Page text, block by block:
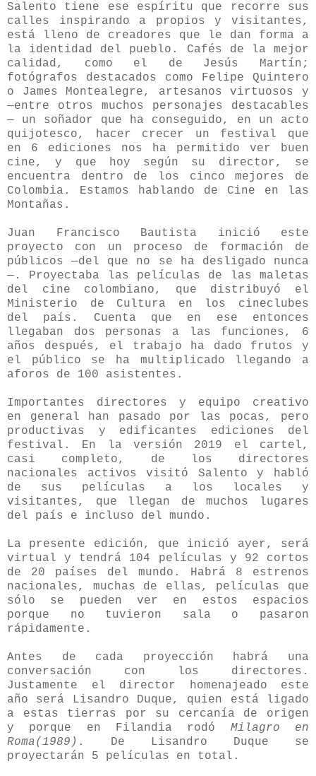
Salento tiene ese espíritu que recorre sus
calles inspirando a propios y visitantes,
está lleno de creadores que le dan forma a
la identidad del pueblo. Cafés de la mejor
calidad, como el de Jesús Martín;
fotógrafos destacados como Felipe Quintero
o James Montealegre, artesanos virtuosos y
—entre otros muchos personajes destacables
— un soñador que ha conseguido, en un acto
quijotesco, hacer crecer un festival que
en 6 ediciones nos ha permitido ver buen
cine, y que hoy según su director, se
encuentra dentro de los cinco mejores de
Colombia. Estamos hablando de Cine en las
Montañas.
Juan Francisco Bautista inició este
proyecto con un proceso de formación de
públicos —del que no se ha desligado nunca
—. Proyectaba las películas de las maletas
del cine colombiano, que distribuyó el
Ministerio de Cultura en los cineclubes
del país. Cuenta que en ese entonces
llegaban dos personas a las funciones, 6
años después, el trabajo ha dado frutos y
el público se ha multiplicado llegando a
aforos de 100 asistentes.
Importantes directores y equipo creativo
en general han pasado por las pocas, pero
productivas y edificantes ediciones del
festival. En la versión 2019 el cartel,
casi completo, de los directores
nacionales activos visitó Salento y habló
de sus películas a los locales y
visitantes, que llegan de muchos lugares
del país e incluso del mundo.
La presente edición, que inició ayer, será
virtual y tendrá 104 películas y 92 cortos
de 20 países del mundo. Habrá 8 estrenos
nacionales, muchas de ellas, películas que
sólo se pueden ver en estos espacios
porque no tuvieron sala o pasaron
rápidamente.
Antes de cada proyección habrá una
conversación con los directores.
Justamente el director homenajeado este
año será Lisandro Duque, quien está ligado
a estas tierras por su cercanía de origen
y porque en Filandia rodó Milagro en
Roma(1989) . De Lisandro Duque se
proyectarán 5 películas en total.